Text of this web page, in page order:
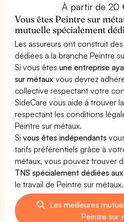
À partir de 20
Vous êtes Peintre sur
mutuelle spécialement
Les assureurs ont construit
dédiées à la branche Peintre
Si vous êtesune entreprise
sur métaux vous devrez
collective respectant votre
SideCare vous aide à trouver
respectant les conditions
Peintre sur métaux.
Sivous êtes indépendants
tarifs préférentiels grâce à
métaux, vous pouvez trouver
TNS spécialement dédiées
le travail de Peintre sur métaux.
Les meilleures
Peintre sur